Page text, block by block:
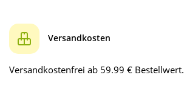
Versandkosten
Versandkostenfrei ab 59.99 € Bestellwert.